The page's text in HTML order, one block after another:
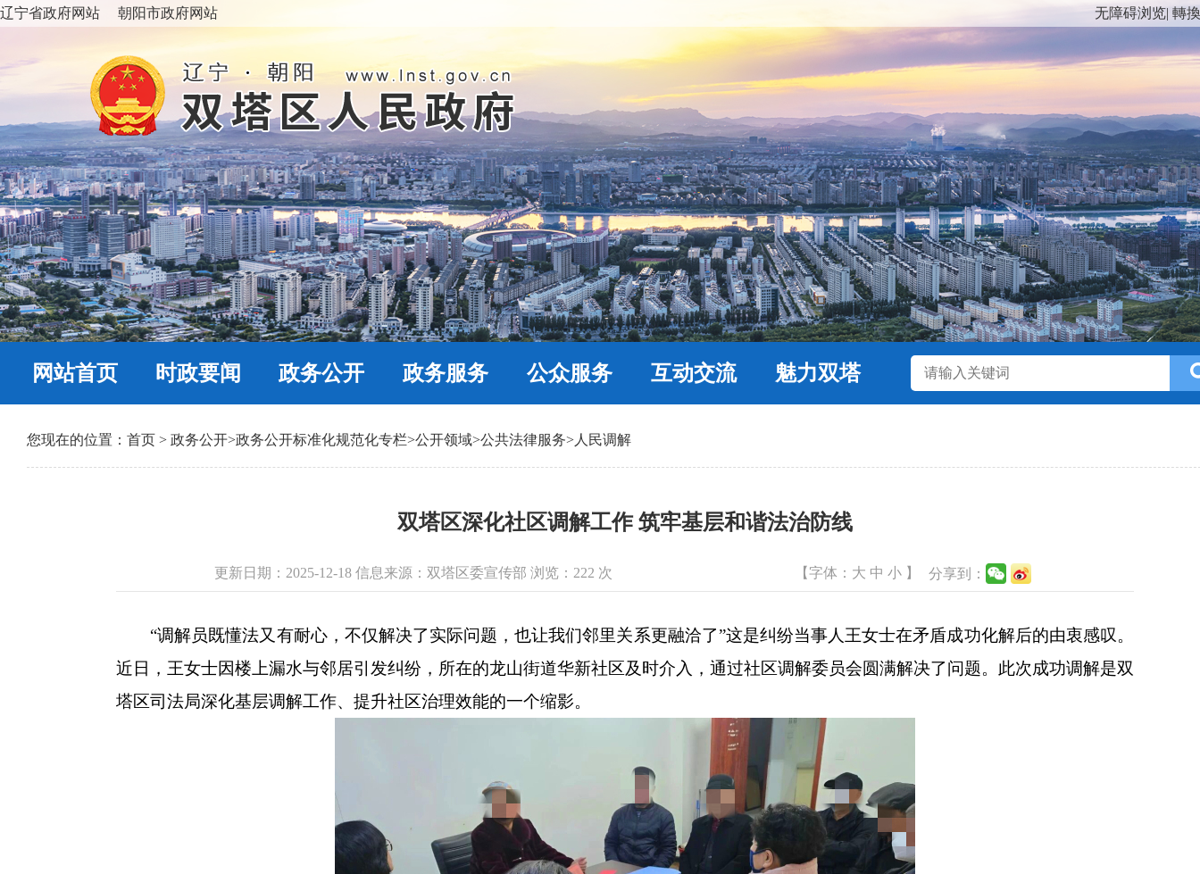
辽宁省政府网站 朝阳市政府网站 无障碍浏览| 轉
网站首页 时政要闻 政务公开 政务服务 公众服务 互动交流 魅力双塔
您现在的位置： 首页 > 政务公开>政务公开标准化规范化专栏>公开领域>公共法律服务> 人民调解
双塔区深化社区调解工作 筑牢基层和谐法治防线
更新日期：2025-12-18 信息来源：双塔区委宣传部 浏览： 222 次 【字体： 大 中 小 】 分享到：
“调解员既懂法又有耐心，不仅解决了实际问题，也让我们邻里关系更融洽了”这是纠纷当事人王女士在矛盾成功化解后的由衷感叹。
近日，王女士因楼上漏水与邻居引发纠纷，所在的龙山街道华新社区及时介入，通过社区调解委员会圆满解决了问题。此次成功调解是双
塔区司法局深化基层调解工作、提升社区治理效能的一个缩影。